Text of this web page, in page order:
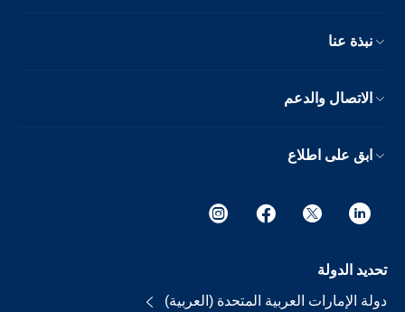
نبذة عنا
الاتصال والدعم
ابق على اطلاع
تحديد الدولة
دولة الإمارات العربية المتحدة (العربية)